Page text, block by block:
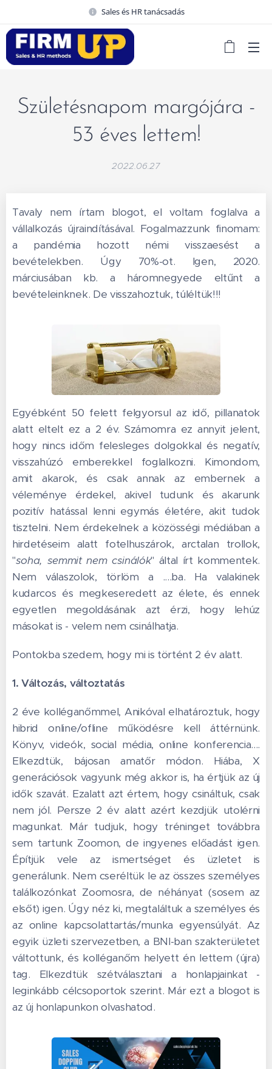
Sales és HR tanácsadás
Születésnapom margójára -
53 éves lettem!
2022.06.27
Tavaly nem írtam blogot, el voltam foglalva a
vállalkozás újraindításával. Fogalmazzunk finomam:
a pandémia hozott némi visszaesést a
bevételekben. Úgy 70%-ot. Igen, 2020.
márciusában kb. a háromnegyede eltűnt a
bevételeinknek. De visszahoztuk, túléltük!!!
Egyébként 50 felett felgyorsul az idő, pillanatok
alatt eltelt ez a 2 év. Számomra ez annyit jelent,
hogy nincs időm felesleges dolgokkal és negatív,
visszahúzó emberekkel foglalkozni. Kimondom,
amit akarok, és csak annak az embernek a
véleménye érdekel, akivel tudunk és akarunk
pozitív hatással lenni egymás életére, akit tudok
tisztelni. Nem érdekelnek a közösségi médiában a
hirdetéseim alatt fotelhuszárok, arctalan trollok,
"soha, semmit nem csinálók" által írt kommentek.
Nem válaszolok, törlöm a ....ba. Ha valakinek
kudarcos és megkeseredett az élete, és ennek
egyetlen megoldásának azt érzi, hogy lehúz
másokat is - velem nem csinálhatja.
Pontokba szedem, hogy mi is történt 2 év alatt.
1. Változás, változtatás
2 éve kolléganőmmel, Anikóval elhatároztuk, hogy
hibrid online/ofline működésre kell áttérnünk.
Könyv, videók, social média, online konferencia....
Elkezdtük, bájosan amatőr módon. Hiába, X
generációsok vagyunk még akkor is, ha értjük az új
idők szavát. Ezalatt azt értem, hogy csináltuk, csak
nem jól. Persze 2 év alatt azért kezdjük utolérni
magunkat. Már tudjuk, hogy tréninget továbbra
sem tartunk Zoomon, de ingyenes előadást igen.
Építjük vele az ismertséget és üzletet is
generálunk. Nem cseréltük le az összes személyes
találkozónkat Zoomosra, de néhányat (sosem az
elsőt) igen. Úgy néz ki, megtaláltuk a személyes és
az online kapcsolattartás/munka egyensúlyát. Az
egyik üzleti szervezetben, a BNI-ban szakterületet
váltottunk, és kolléganőm helyett én lettem (újra)
tag. Elkezdtük szétválasztani a honlapjainkat -
leginkább célcsoportok szerint. Már ezt a blogot is
az új honlapunkon olvashatod.